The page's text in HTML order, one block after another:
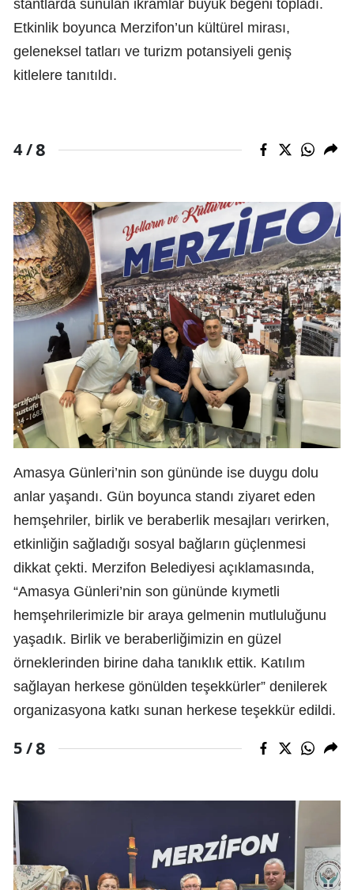
stantlarda sunulan ikramlar büyük beğeni topladı.
Etkinlik boyunca Merzifon’un kültürel mirası,
geleneksel tatları ve turizm potansiyeli geniş
kitlelere tanıtıldı.
4 /8
Amasya Günleri’nin son gününde ise duygu dolu
anlar yaşandı. Gün boyunca standı ziyaret eden
hemşehriler, birlik ve beraberlik mesajları verirken,
etkinliğin sağladığı sosyal bağların güçlenmesi
dikkat çekti. Merzifon Belediyesi açıklamasında,
“Amasya Günleri’nin son gününde kıymetli
hemşehrilerimizle bir araya gelmenin mutluluğunu
yaşadık. Birlik ve beraberliğimizin en güzel
örneklerinden birine daha tanıklık ettik. Katılım
sağlayan herkese gönülden teşekkürler” denilerek
organizasyona katkı sunan herkese teşekkür edildi.
5 /8